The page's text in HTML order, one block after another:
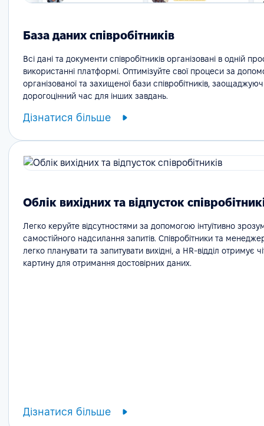
База даних співробітників
Всі дані та документи співробітників організовані в одній
використанні платформі. Оптимізуйте свої процеси за
організованої та захищеної бази співробітників,
дорогоцінний час для інших завдань.
Дізнатися більше
Облік вихідних та відпусток
Легко керуйте відсутностями за допомогою інтуїтивно
самостійного надсилання запитів. Співробітники та
легко планувати та запитувати вихідні, а HR-відділ отримує
картину для отримання достовірних даних.
Дізнатися більше